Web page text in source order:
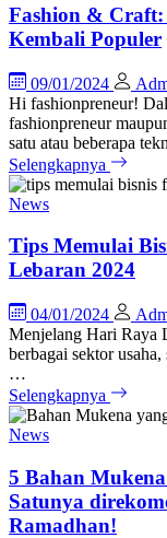
Fashion &
Kembali Populer
09/01/2024
Hi fashionpreneur!
fashionpreneur
satu atau beberapa
Selengkapnya
News
Tips Memulai
Lebaran 2024
04/01/2024
Menjelang Hari Raya
berbagai sektor
…
Selengkapnya
News
5 Bahan
Satunya
Ramadhan!